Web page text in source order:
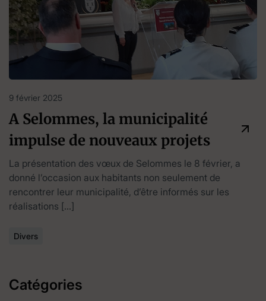
9 février 2025
A Selommes, la municipalité
impulse de nouveaux projets
La présentation des vœux de Selommes le 8 février, a
donné l’occasion aux habitants non seulement de
rencontrer leur municipalité, d’être informés sur les
réalisations […]
Divers
Catégories